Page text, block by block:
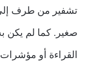
تشفير من طرف
صغير. كما لم يكن
القراءة أو مؤشرات